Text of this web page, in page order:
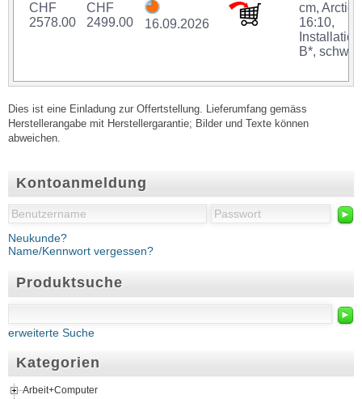
Kontoanmeldung
►
Neukunde?
Name/Kennwort vergessen?
Produktsuche
►
erweiterte Suche
Kategorien
Arbeit+Computer
CHF
2578.00
CHF
2499.00
16.09.2026
cm, Arctiq,
16:10,
Installation
B*,
Dies ist eine Einladung zur Offertstellung. Lieferumfang gemäss
Herstellerangabe mit Herstellergarantie; Bilder und Texte können
abweichen.